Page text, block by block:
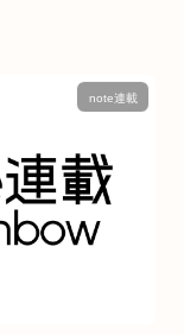
note連載